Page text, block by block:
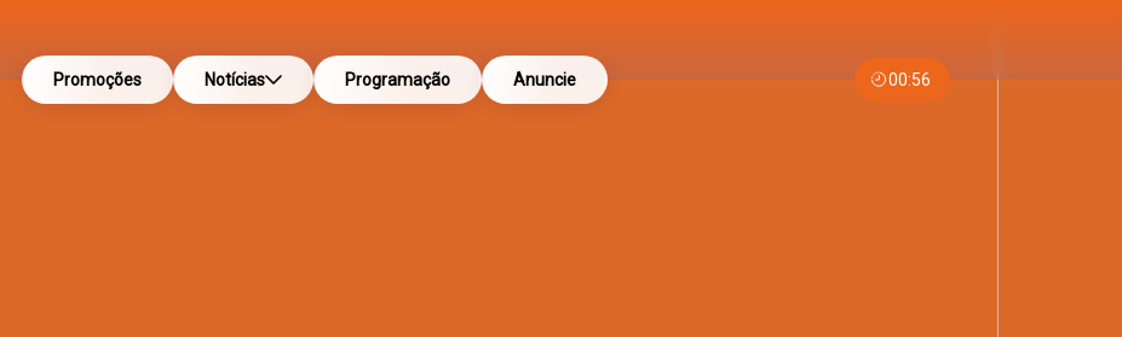
Promoções Notícias Programação Anuncie 00:56